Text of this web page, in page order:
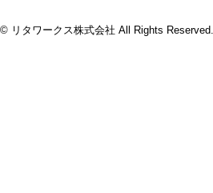
© リタワークス株式会社 All Rights Reserved.